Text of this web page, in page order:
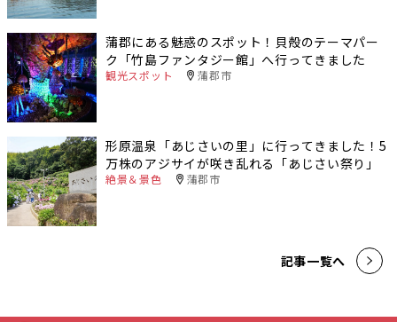
蒲郡にある魅惑のスポット！貝殻のテーマパー
ク「竹島ファンタジー館」へ行ってきました
観光スポット 蒲郡市
形原温泉「あじさいの里」に行ってきました！5
万株のアジサイが咲き乱れる「あじさい祭り」
絶景＆景色 蒲郡市
記事一覧へ